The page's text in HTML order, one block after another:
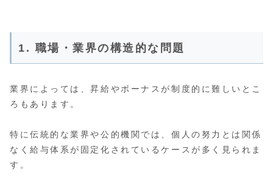
1. 職場・業界の構造的な問題
業界によっては、昇給やボーナスが制度的に難しいとこ
ろもあります。
特に伝統的な業界や公的機関では、個人の努力とは関係
なく給与体系が固定化されているケースが多く見られま
す。